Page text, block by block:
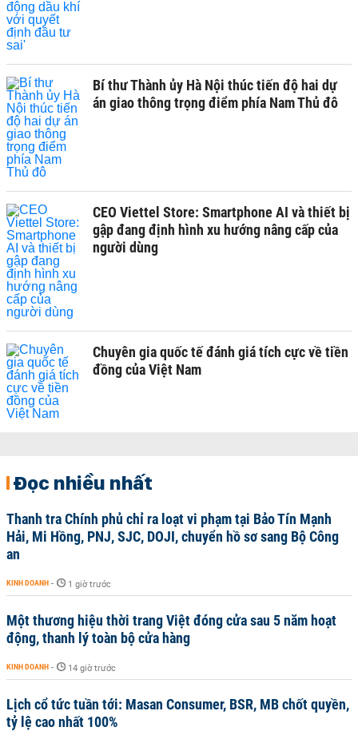
Bí thư Thành ủy Hà Nội thúc tiến độ hai dự
án giao thông trọng điểm phía Nam Thủ đô
CEO Viettel Store: Smartphone AI và thiết bị
gập đang định hình xu hướng nâng cấp của
người dùng
Chuyên gia quốc tế đánh giá tích cực về tiền
đồng của Việt Nam
Đọc nhiều nhất
Thanh tra Chính phủ chỉ ra loạt vi phạm tại Bảo Tín Mạnh
Hải, Mi Hồng, PNJ, SJC, DOJI, chuyển hồ sơ sang Bộ Công
an
KINH DOANH - 1 giờ trước
Một thương hiệu thời trang Việt đóng cửa sau 5 năm hoạt
động, thanh lý toàn bộ cửa hàng
KINH DOANH - 14 giờ trước
Lịch cổ tức tuần tới: Masan Consumer, BSR, MB chốt quyền,
tỷ lệ cao nhất 100%